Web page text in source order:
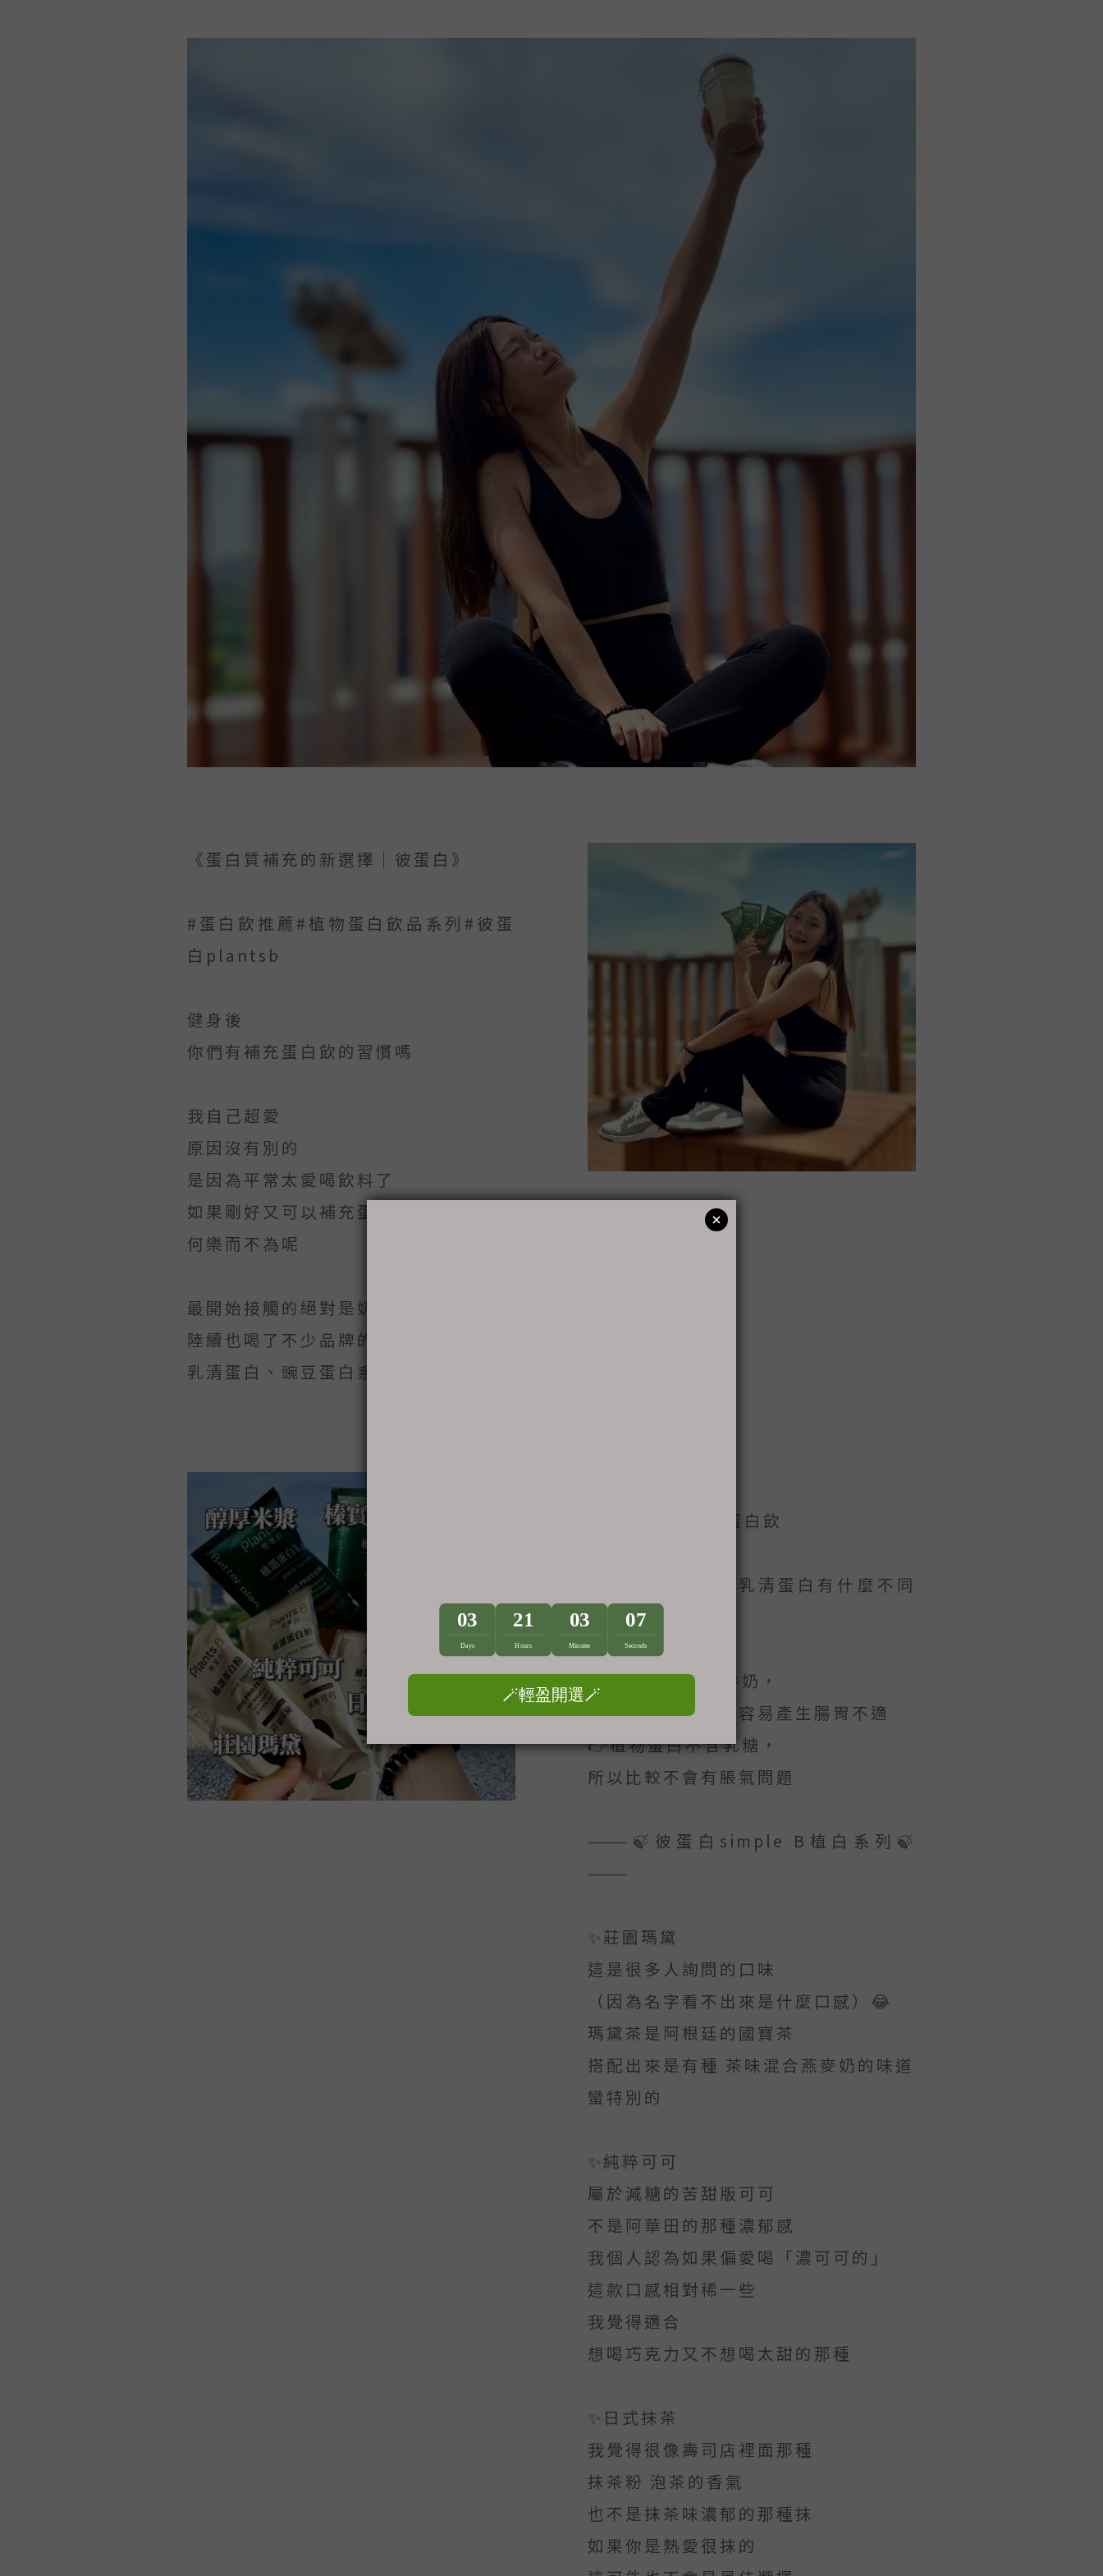
《蛋白質補充的新選擇｜彼蛋白》
#蛋白飲推薦#植物蛋白飲品系列#彼蛋
白plantsb
健身後
你們有補充蛋白飲的習慣嗎
我自己超愛
原因沒有別的
是因為平常太愛喝飲料了
如果剛好又可以補充蛋白質
何樂而不為呢
最開始接觸的絕對是奶茶系列
陸續也喝了不少品牌的
乳清蛋白、豌豆蛋白系列
彼蛋白的 🍃植物蛋白飲
———植物蛋白 vs乳清蛋白有什麼不同
———
👉乳清蛋白取自牛奶，
有乳糖不耐症者較容易產生腸胃不適
👉植物蛋白不含乳糖，
所以比較不會有脹氣問題
———🍃彼蛋白simple B植白系列🍃
———
✨莊園瑪黛
這是很多人詢問的口味
（因為名字看不出來是什麼口感）😂
瑪黛茶是阿根廷的國寶茶
搭配出來是有種 茶味混合燕麥奶的味道
蠻特別的
✨純粹可可
屬於減糖的苦甜版可可
不是阿華田的那種濃郁感
我個人認為如果偏愛喝「濃可可的」
這款口感相對稀一些
我覺得適合
想喝巧克力又不想喝太甜的那種
✨日式抹茶
我覺得很像壽司店裡面那種
抹茶粉 泡茶的香氣
也不是抹茶味濃郁的那種抹
如果你是熱愛很抹的